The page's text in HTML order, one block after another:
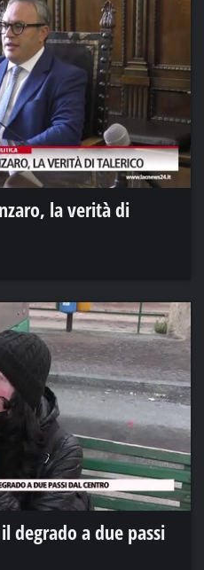
la verità di
degrado a due passi